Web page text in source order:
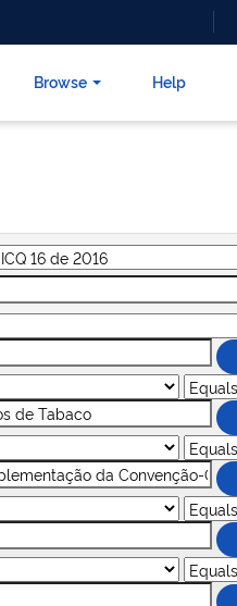
Browse Help